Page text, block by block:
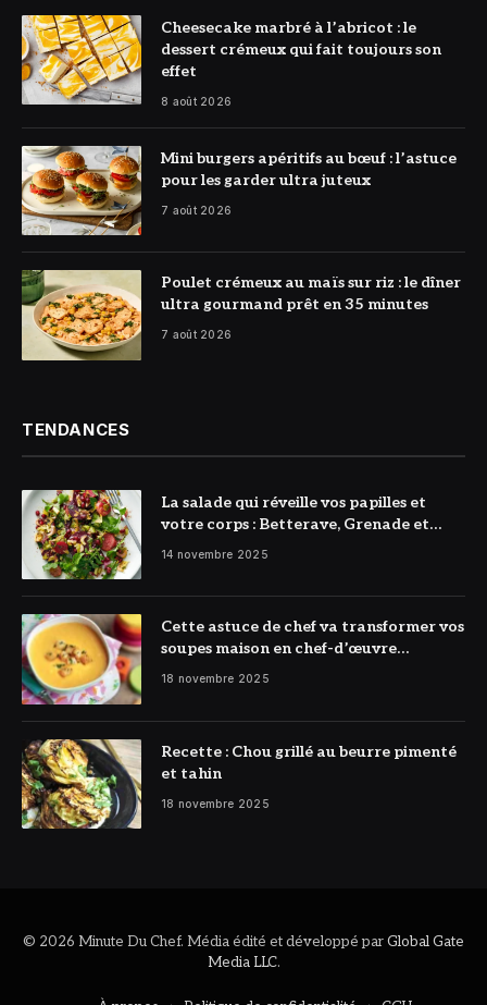
© DR
Cheesecake marbré à l’abricot : le
dessert crémeux qui fait toujours son
effet
8 août 2026
© DR
Mini burgers apéritifs au bœuf : l’astuce
pour les garder ultra juteux
7 août 2026
© DR
Poulet crémeux au maïs sur riz : le dîner
ultra gourmand prêt en 35 minutes
7 août 2026
TENDANCES
La salade qui réveille vos papilles et
votre corps : Betterave, Grenade et
Citron à l’honneur
14 novembre 2025
Cette astuce de chef va transformer vos
soupes maison en chef-d’œuvre
réconfortant
18 novembre 2025
Recette : Chou grillé au beurre pimenté
et tahin
18 novembre 2025
© 2026 Minute Du Chef. Média édité et développé parGlobal Gate
Media LLC.